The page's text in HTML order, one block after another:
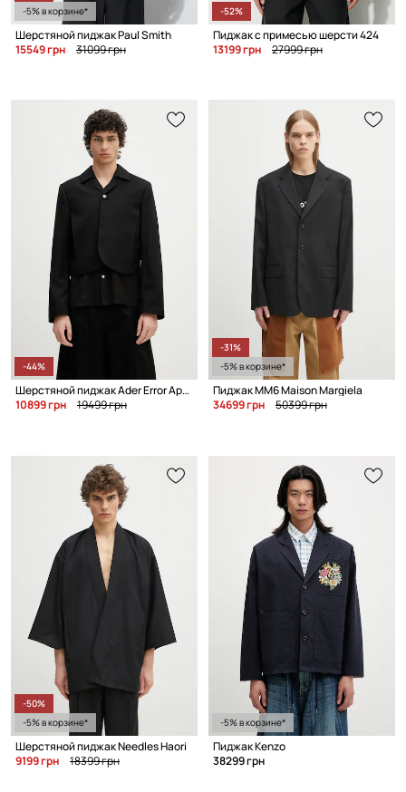
-5% в корзине*
Шерстяной пиджак Paul Smith
15549 грн
31099 грн
-52%
Пиджак с примесью шерсти 424
13199 грн
27999 грн
-44%
Шерстяной пиджак Ader Error Apparel-Top
10899 грн
19499 грн
-31%
-5% в корзине*
Пиджак MM6 Maison Margiela
34699 грн
50399 грн
-50%
-5% в корзине*
Шерстяной пиджак Needles Haori
9199 грн
18399 грн
-5% в корзине*
Пиджак Kenzo
38299 грн